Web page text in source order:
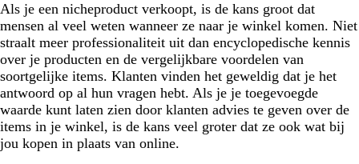
Als je een nicheproduct verkoopt, is de kans groot dat
mensen al veel weten wanneer ze naar je winkel komen. Niet
straalt meer professionaliteit uit dan encyclopedische kennis
over je producten en de vergelijkbare voordelen van
soortgelijke items. Klanten vinden het geweldig dat je het
antwoord op al hun vragen hebt. Als je je toegevoegde
waarde kunt laten zien door klanten advies te geven over de
items in je winkel, is de kans veel groter dat ze ook wat bij
jou kopen in plaats van online.